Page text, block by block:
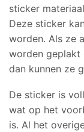
sticker
Deze sticker
worden. Als ze
worden geplakt
dan kunnen ze
De sticker is
wat op het
is. Al het